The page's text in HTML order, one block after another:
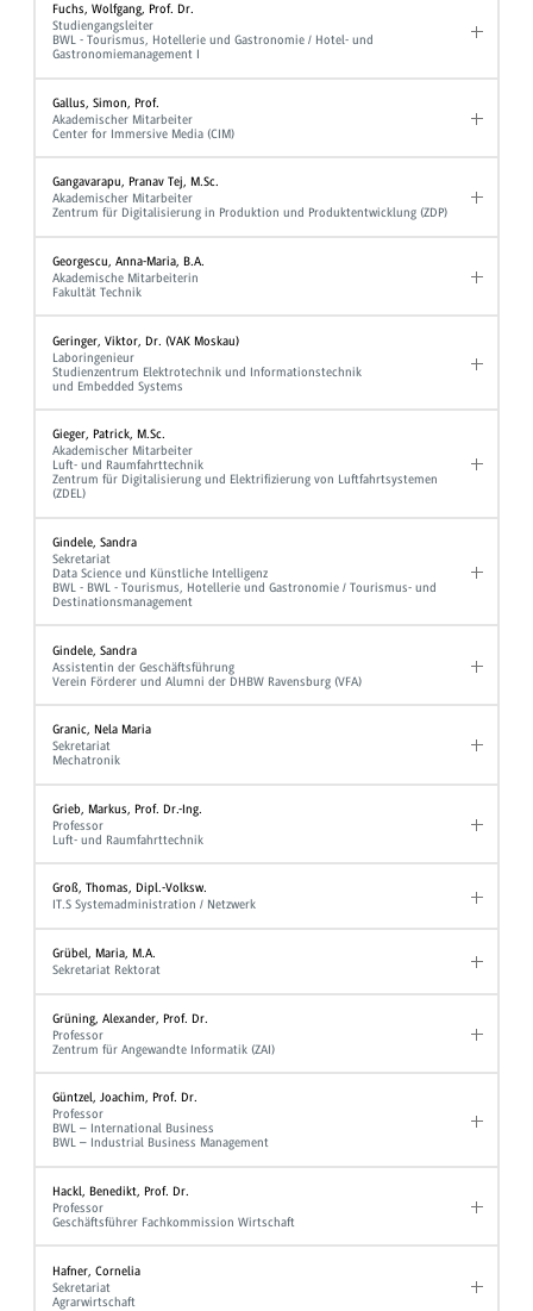
Fuchs, Wolfgang, Prof. Dr.
Studiengangsleiter
BWL - Tourismus, Hotellerie und Gastronomie / Hotel- und
Gastronomiemanagement I
Gallus, Simon, Prof.
Akademischer Mitarbeiter
Center for Immersive Media (CIM)
Gangavarapu, Pranav Tej, M.Sc.
Akademischer Mitarbeiter
Zentrum für Digitalisierung in Produktion und Produktentwicklung (ZDP)
Georgescu, Anna-Maria, B.A.
Akademische Mitarbeiterin
Fakultät Technik
Geringer, Viktor, Dr. (VAK Moskau)
Laboringenieur
Studienzentrum Elektrotechnik und Informationstechnik
und Embedded Systems
Gieger, Patrick, M.Sc.
Akademischer Mitarbeiter
Luft- und Raumfahrttechnik
Zentrum für Digitalisierung und Elektrifizierung von Luftfahrtsystemen
(ZDEL)
Gindele, Sandra
Sekretariat
Data Science und Künstliche Intelligenz
BWL - BWL - Tourismus, Hotellerie und Gastronomie / Tourismus- und
Destinationsmanagement
Gindele, Sandra
Assistentin der Geschäftsführung
Verein Förderer und Alumni der DHBW Ravensburg (VFA)
Granic, Nela Maria
Sekretariat
Mechatronik
Grieb, Markus, Prof. Dr.-Ing.
Professor
Luft- und Raumfahrttechnik
Groß, Thomas, Dipl.-Volksw.
IT.S Systemadministration / Netzwerk
Grübel, Maria, M.A.
Sekretariat Rektorat
Grüning, Alexander, Prof. Dr.
Professor
Zentrum für Angewandte Informatik (ZAI)
Güntzel, Joachim, Prof. Dr.
Professor
BWL – International Business
BWL – Industrial Business Management
Hackl, Benedikt, Prof. Dr.
Professor
Geschäftsführer Fachkommission Wirtschaft
Hafner, Cornelia
Sekretariat
Agrarwirtschaft